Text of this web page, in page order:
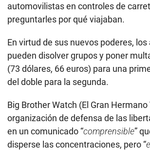
automovilistas en controles de
preguntarles por qué viajaban.
En virtud de sus nuevos poderes,
pueden disolver grupos y poner
(73 dólares, 66 euros) para una
del doble para la segunda.
Big Brother Watch (El Gran Hermano
organización de defensa de las
en un comunicado “comprensible”
disperse las concentraciones, pero “